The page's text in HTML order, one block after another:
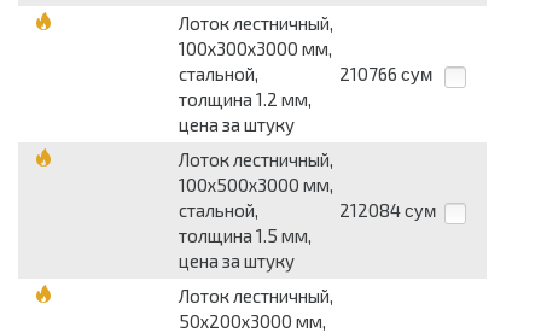
Лоток лестничный,
100х300х3000 мм,
стальной,
толщина 1.2 мм,
цена за штуку
210766 сум
Лоток лестничный,
100х500х3000 мм,
стальной,
толщина 1.5 мм,
цена за штуку
212084 сум
Лоток лестничный,
50х200х3000 мм,